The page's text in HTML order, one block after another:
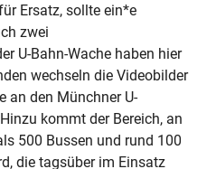
Ersatz, sollte ein*e
zwei
U-Bahn-Wache haben hier
wechseln die Videobilder
an den Münchner U-
kommt der Bereich, an
500 Bussen und rund 100
die tagsüber im Einsatz